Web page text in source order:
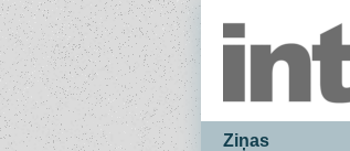
Ziņas